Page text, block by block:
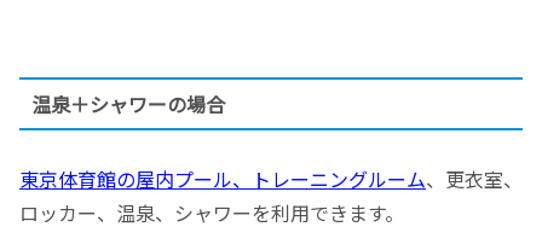
温泉＋シャワーの場合
東京体育館の屋内プール、トレーニングルーム、更衣室、
ロッカー、温泉、シャワーを利用できます。